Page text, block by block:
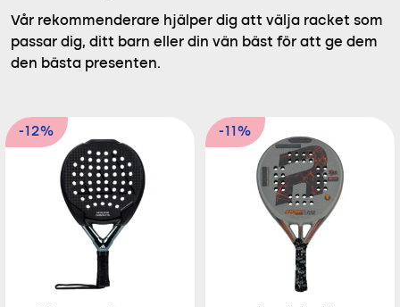
Vår rekommenderare hjälper dig att välja racket som
passar dig, ditt barn eller din vän bäst för att ge dem
den bästa presenten.
-12% -11%